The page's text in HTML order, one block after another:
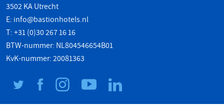
3502 KA Utrecht
E: info@bastionhotels.nl
T: +31 (0)30 267 16 16
BTW-nummer: NL804546654B01
KvK-nummer: 20081363